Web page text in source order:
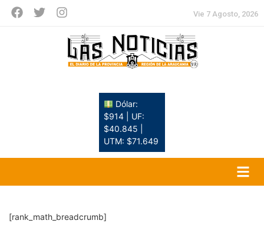
Vie 7 Agosto, 2026
Dólar:
$914 | UF:
$40.845 |
UTM: $71.649
[rank_math_breadcrumb]